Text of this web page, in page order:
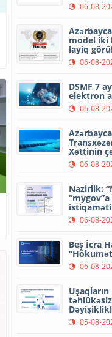
06-08-
model iki
layiq
06-08-
DSMF 7
elektron
06-08-
Xəttinin
06-08-
Nazirlik:
06-08-
Beş İcra
06-08-
05-08-